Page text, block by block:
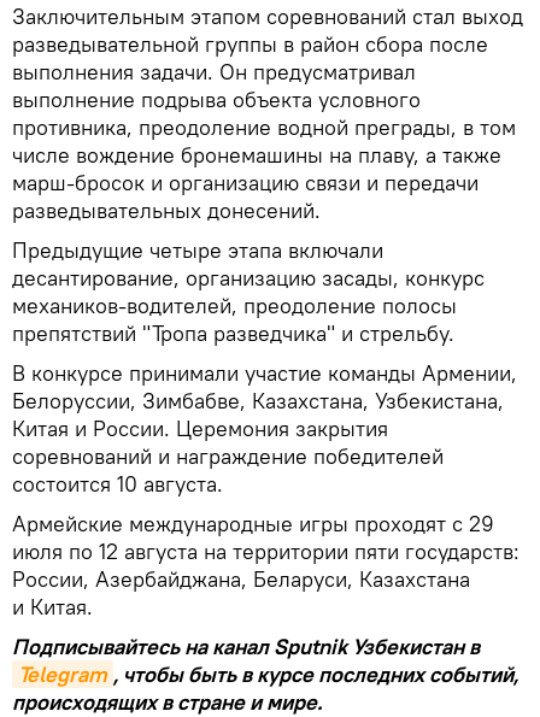
Заключительным этапом соревнований стал выход
разведывательной группы в район сбора после
выполнения задачи. Он предусматривал
выполнение подрыва объекта условного
противника, преодоление водной преграды, в том
числе вождение бронемашины на плаву, а также
марш-бросок и организацию связи и передачи
разведывательных донесений.
Предыдущие четыре этапа включали
десантирование, организацию засады, конкурс
механиков-водителей, преодоление полосы
препятствий "Тропа разведчика" и стрельбу.
В конкурсе принимали участие команды Армении,
Белоруссии, Зимбабве, Казахстана, Узбекистана,
Китая и России. Церемония закрытия
соревнований и награждение победителей
состоится 10 августа.
Армейские международные игры проходят с 29
июля по 12 августа на территории пяти государств:
России, Азербайджана, Беларуси, Казахстана
и Китая.
Подписывайтесь на канал Sputnik Узбекистан в
Telegram , чтобы быть в курсе последних событий,
происходящих в стране и мире.